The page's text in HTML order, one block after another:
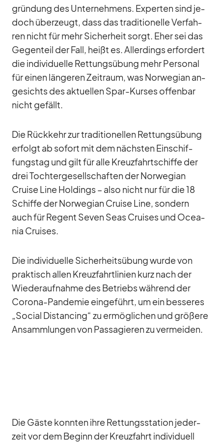
grün­dung des Un­ter­neh­mens. Ex­per­ten sind je­
doch über­zeugt, dass das tra­di­tio­nelle Ver­fah­
ren nicht für mehr Si­cher­heit sorgt. Eher sei das
Ge­gen­teil der Fall, heißt es. Al­ler­dings er­for­dert
die in­di­vi­du­elle Ret­tungs­übung mehr Per­so­nal
für ei­nen län­ge­ren Zeit­raum, was Nor­we­gian an­
ge­sichts des ak­tu­el­len Spar-Kur­ses of­fen­bar
nicht ge­fällt.
Die Rück­kehr zur tra­di­tio­nel­len Ret­tungs­übung
er­folgt ab so­fort mit dem nächs­ten Ein­schif­
fungs­tag und gilt für alle Kreuz­fahrt­schiffe der
drei Toch­ter­ge­sell­schaf­ten der Nor­we­gian
Cruise Line Hol­dings – also nicht nur für die 18
Schiffe der Nor­we­gian Cruise Line, son­dern
auch für Re­gent Se­ven Seas Crui­ses und Ocea­
nia Crui­ses.
Die in­di­vi­du­elle Si­cher­heits­übung wurde von
prak­tisch al­len Kreuz­fahrt­li­nien kurz nach der
Wie­der­auf­nahme des Be­triebs wäh­rend der
Co­rona-Pan­de­mie ein­ge­führt, um ein bes­se­res
„So­cial Di­stancing“ zu er­mög­li­chen und grö­ßere
An­samm­lun­gen von Pas­sa­gie­ren zu ver­mei­den.
Die Gäste konn­ten ihre Ret­tungs­sta­tion je­der­
zeit vor dem Be­ginn der Kreuz­fahrt in­di­vi­du­ell